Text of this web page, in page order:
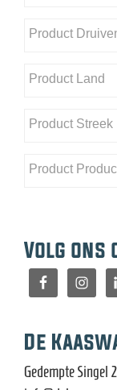
Volg ons
De
Gedempte Singel